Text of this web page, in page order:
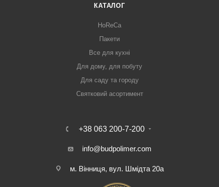
КАТАЛОГ
HoReCa
Пакети
Все для кухні
Для дому, для побуту
Для саду та городу
Святковий асортимент
+38 063 200-7-200
info@budpolimer.com
м. Вінниця, вул. Шмідта 20а